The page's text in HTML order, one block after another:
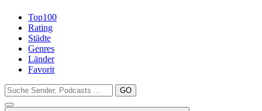
Top100
Rating
Städte
Genres
Länder
Favorit
GO